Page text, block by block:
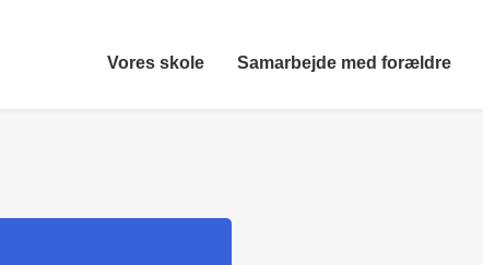
Vores skole Samarbejde med forældre